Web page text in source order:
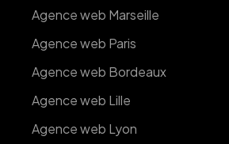
Agence web Marseille
Agence web Paris
Agence web Bordeaux
Agence web Lille
Agence web Lyon